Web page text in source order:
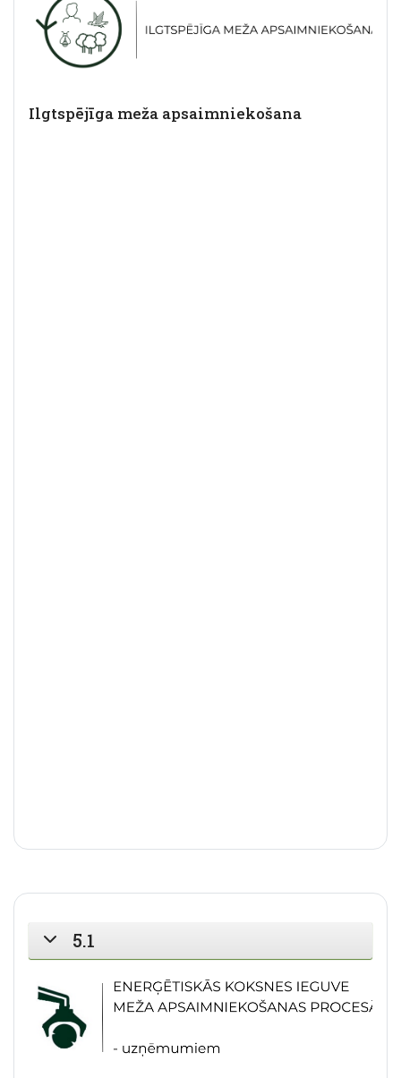
Ilgtspējīga meža apsaimniekošana
SAVĒRST
5.1